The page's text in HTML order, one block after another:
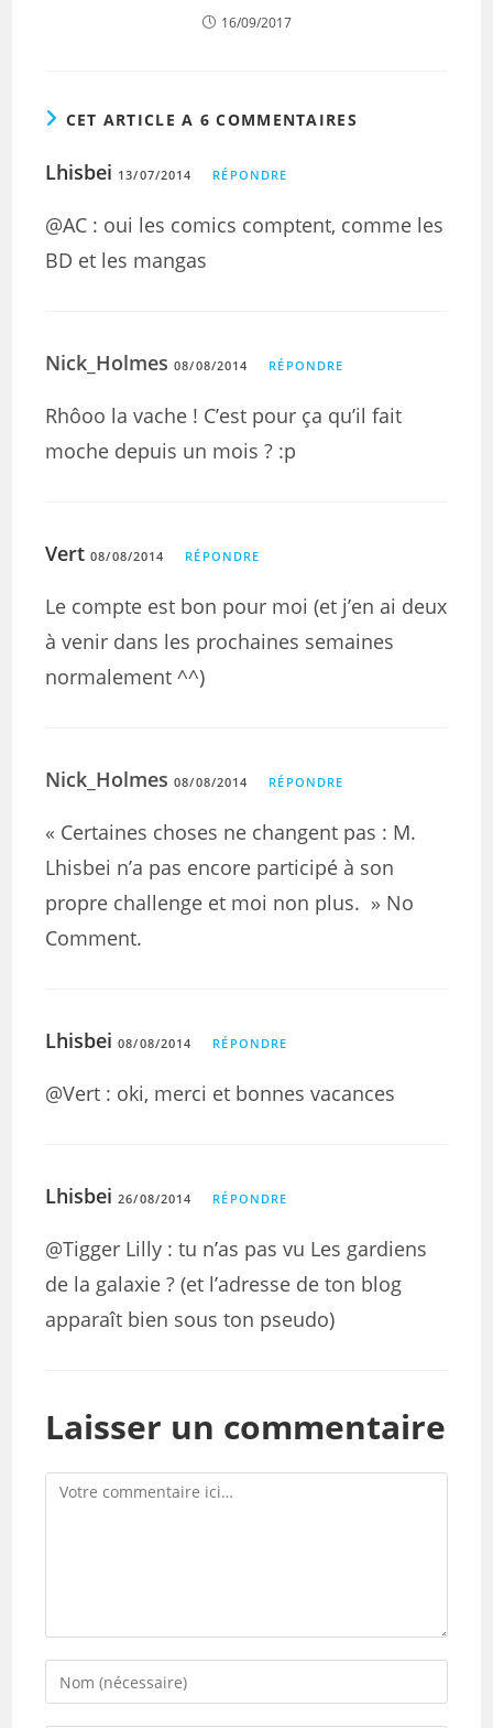
16/09/2017
CET ARTICLE A 6 COMMENTAIRES
Lhisbei 13/07/2014 RÉPONDRE
@AC : oui les comics comptent, comme les
BD et les mangas
Nick_Holmes08/08/2014 RÉPONDRE
Rhôoo la vache ! C’est pour ça qu’il fait
moche depuis un mois ? :p
Vert 08/08/2014 RÉPONDRE
Le compte est bon pour moi (et j’en ai deux
à venir dans les prochaines semaines
normalement ^^)
Nick_Holmes08/08/2014 RÉPONDRE
« Certaines choses ne changent pas : M.
Lhisbei n’a pas encore participé à son
propre challenge et moi non plus. » No
Comment.
Lhisbei 08/08/2014 RÉPONDRE
@Vert : oki, merci et bonnes vacances
Lhisbei 26/08/2014 RÉPONDRE
@Tigger Lilly : tu n’as pas vu Les gardiens
de la galaxie ? (et l’adresse de ton blog
apparaît bien sous ton pseudo)
Laisser un commentaire